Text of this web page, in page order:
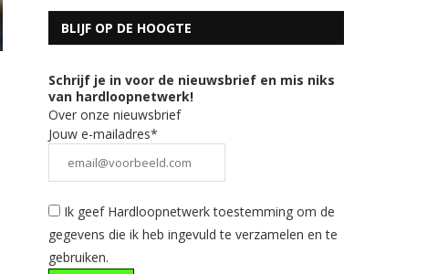
BLIJF OP DE HOOGTE
Schrijf je in voor de nieuwsbrief en mis niks
van hardloopnetwerk!
Over onze nieuwsbrief
Jouw e-mailadres*
Ik geef Hardloopnetwerk toestemming om de
gegevens die ik heb ingevuld te verzamelen en te
gebruiken.